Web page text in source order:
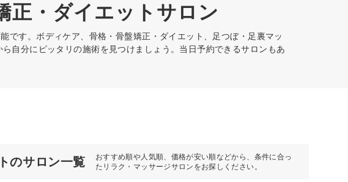
正・ダイエットサロン
です。ボディケア、骨格・骨盤矯正・ダイエット、足つぼ・足裏マッ
自分にピッタリの施術を見つけましょう。当日予約できるサロンもあ
のサロン一覧
おすすめ順や人気順、価格が安い順などから、条件に合っ
たリラク・マッサージサロンをお探しください。